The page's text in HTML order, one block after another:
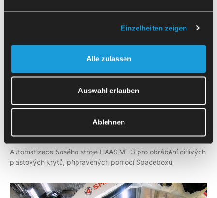
Einzelheiten zeigen
Alle zulassen
Auswahl erlauben
Ablehnen
HAASVF-3
Automatizace 5osého stroje HAAS VF-3 pro obrábění citlivých
plastových krytů, připravených pomocí Spaceboxu